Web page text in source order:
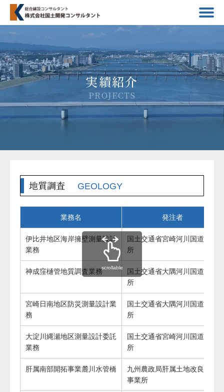
実績紹介
PROJECTS
地質調査 GEOLOGY
業務名 発注者
伊比井地区海岸擁壁測量設計
業務
国土交通省宮崎河川国道事務
所
神成窪樋管地質調査業務
国土交通省大隅河川国道事務
所
宮崎日南地区防災測量設計業
務
国土交通省大隅河川国道事務
所
大淀川縄瀬地区測量設計委託
業務
国土交通省宮崎河川国道事務
所
肝属南部開拓事業麓川水管橋
九州農政局肝属土地改良建設
事業所
scrollable